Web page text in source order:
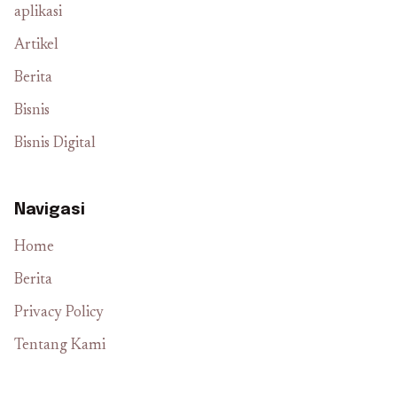
aplikasi
Artikel
Berita
Bisnis
Bisnis Digital
Navigasi
Home
Berita
Privacy Policy
Tentang Kami